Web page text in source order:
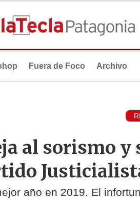
Fuera de Foco Archivo
al sorismo y
año en 2019. El